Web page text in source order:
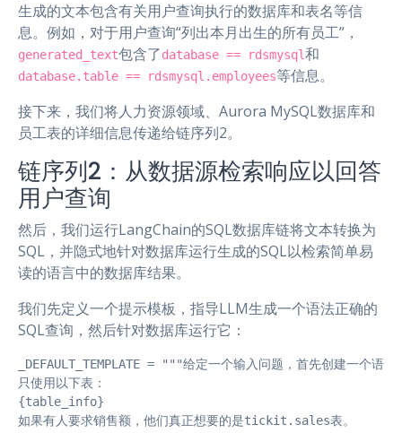
生成的文本包含有关用户查询执行的数据库和表名等信
息。例如，对于用户查询“列出本月出生的所有员工”，
generated_text包含了database == rdsmysql和
database.table == rdsmysql.employees等信息。
接下来，我们将人力资源领域、Aurora MySQL数据库和
员工表的详细信息传递给链序列2。
链序列2：从数据源检索响应以回答
用户查询
然后，我们运行LangChain的SQL数据库链将文本转换为
SQL，并隐式地针对数据库运行生成的SQL以检索简单易
读的语言中的数据库结果。
我们先定义一个提示模板，指导LLM生成一个语法正确的
SQL查询，然后针对数据库运行它：
_DEFAULT_TEMPLATE = """给定一个输入问题，首先创建一个
只使用以下表：
{table_info}
如果有人要求销售额，他们真正想要的是tickit.sales表。